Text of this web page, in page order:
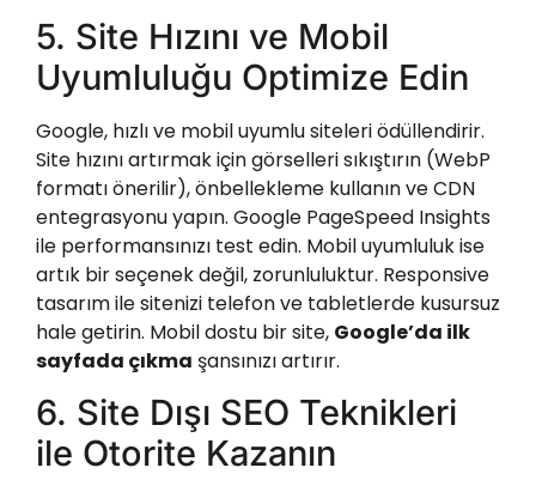
5. Site Hızını ve Mobil
Uyumluluğu Optimize Edin
Google, hızlı ve mobil uyumlu siteleri ödüllendirir.
Site hızını artırmak için görselleri sıkıştırın (WebP
formatı önerilir), önbellekleme kullanın ve CDN
entegrasyonu yapın. Google PageSpeed Insights
ile performansınızı test edin. Mobil uyumluluk ise
artık bir seçenek değil, zorunluluktur. Responsive
tasarım ile sitenizi telefon ve tabletlerde kusursuz
hale getirin. Mobil dostu bir site, Google’da ilk
sayfada çıkma şansınızı artırır.
6. Site Dışı SEO Teknikleri
ile Otorite Kazanın